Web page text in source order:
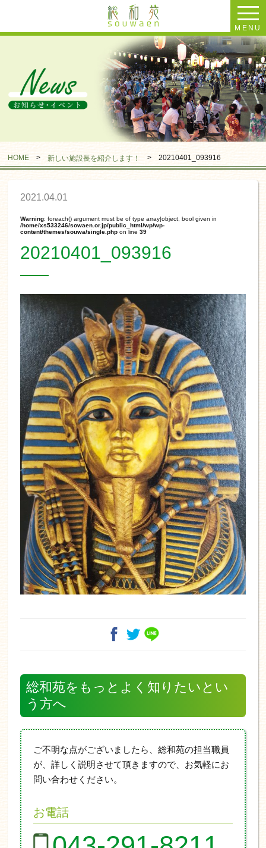
MENU
HOME >新しい施設長を紹介します！ >20210401_093916
2021.04.01
Warning: foreach() argument must be of type array|object, bool given in
/home/xs533246/sowaen.or.jp/public_html/wp/wp-
content/themes/souwa/single.php on line39
20210401_093916
総和苑をもっとよく知りたいとい
う方へ
ご不明な点がございましたら、総和苑の担当職員
が、詳しく説明させて頂きますので、お気軽にお
問い合わせください。
お電話